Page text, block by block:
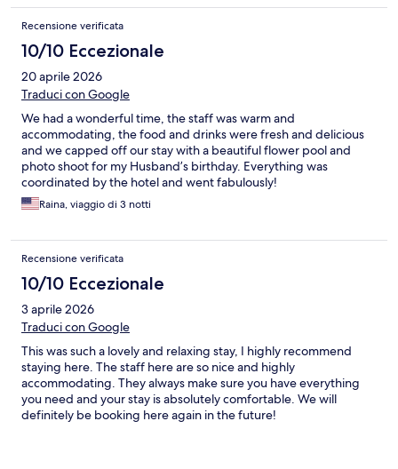
Recensione verificata
10/10 Eccezionale
20 aprile 2026
Traduci con Google
We had a wonderful time, the staff was warm and
accommodating, the food and drinks were fresh and delicious
and we capped off our stay with a beautiful flower pool and
photo shoot for my Husband’s birthday. Everything was
coordinated by the hotel and went fabulously!
Raina, viaggio di 3 notti
Recensione verificata
10/10 Eccezionale
3 aprile 2026
Traduci con Google
This was such a lovely and relaxing stay, I highly recommend
staying here. The staff here are so nice and highly
accommodating. They always make sure you have everything
you need and your stay is absolutely comfortable. We will
definitely be booking here again in the future!